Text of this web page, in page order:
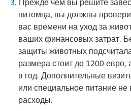
Прежде чем вы решите
питомца, вы должны
вас времени на уход за
ваших финансовых затрат.
защиты животных
размера стоит до 1200
в год. Дополнительные
или специальное питание не
расходы.